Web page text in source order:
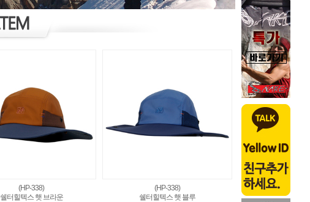
(HP-338)
쉘터힐텍스 햇 브라운
(HP-338)
쉘터힐텍스 햇 블루